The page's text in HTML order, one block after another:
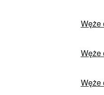
Węże
Węże
Węże